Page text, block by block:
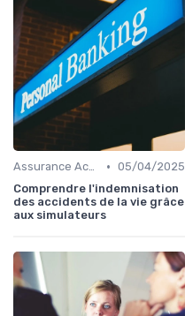
Assurance Accident • 05/04/2025
Comprendre l'indemnisation
des accidents de la vie grâce
aux simulateurs